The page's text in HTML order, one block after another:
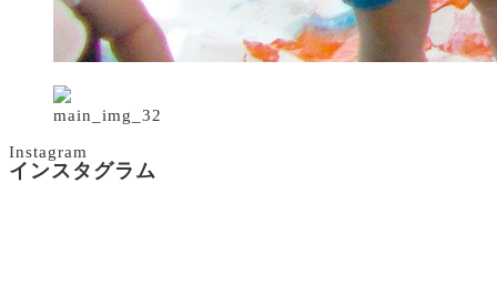
Instagram
インスタグラム